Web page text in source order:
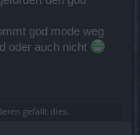
god mode weg
oder auch nicht
gefällt dies.